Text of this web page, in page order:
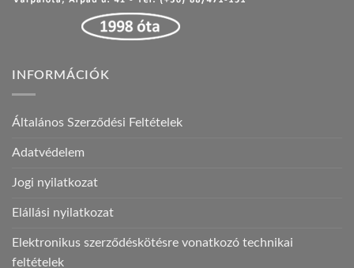
INFORMÁCIÓK
Általános Szerződési Feltételek
Adatvédelem
Jogi nyilatkozat
Elállási nyilatkozat
Elektronikus szerződéskötésre vonatkozó technikai
feltételek